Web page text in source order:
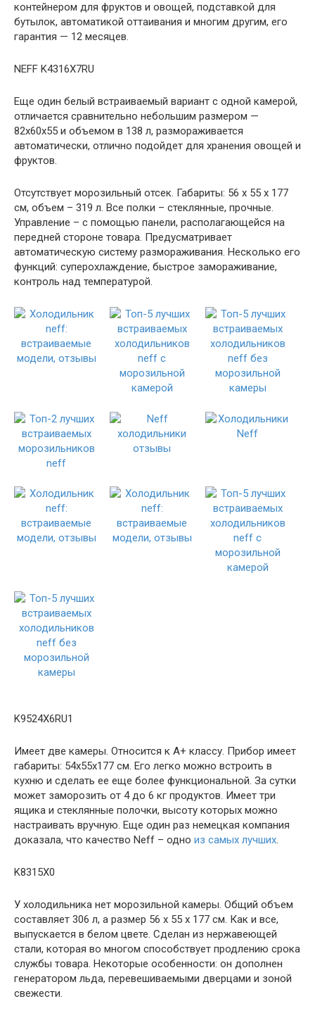
контейнером для фруктов и овощей, подставкой для
бутылок, автоматикой оттаивания и многим другим, его
гарантия — 12 месяцев.
NEFF K4316X7RU
Еще один белый встраиваемый вариант с одной камерой,
отличается сравнительно небольшим размером —
82х60х55 и объемом в 138 л, размораживается
автоматически, отлично подойдет для хранения овощей и
фруктов.
Отсутствует морозильный отсек. Габариты: 56 x 55 x 177
см, объем – 319 л. Все полки – стеклянные, прочные.
Управление – с помощью панели, располагающейся на
передней стороне товара. Предусматривает
автоматическую систему размораживания. Несколько его
функций: суперохлаждение, быстрое замораживание,
контроль над температурой.
K9524X6RU1
Имеет две камеры. Относится к А+ классу. Прибор имеет
габариты: 54x55x177 см. Его легко можно встроить в
кухню и сделать ее еще более функциональной. За сутки
может заморозить от 4 до 6 кг продуктов. Имеет три
ящика и стеклянные полочки, высоту которых можно
настраивать вручную. Еще один раз немецкая компания
доказала, что качество Neff – одно из самых лучших
K8315X0
У холодильника нет морозильной камеры. Общий объем
составляет 306 л, а размер 56 x 55 x 177 см. Как и все,
выпускается в белом цвете. Сделан из нержавеющей
стали, которая во многом способствует продлению срока
службы товара. Некоторые особенности: он дополнен
генератором льда, перевешиваемыми дверцами и зоной
свежести.